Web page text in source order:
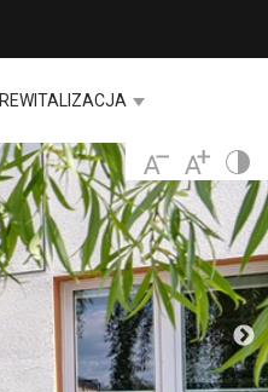
REWITALIZACJA